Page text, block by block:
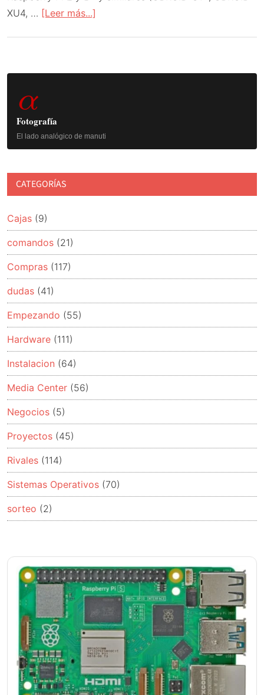
XU4, … [Leer más...]
Barra
lateral
principal
α
Fotografía
El lado analógico de manuti
CATEGORÍAS
Cajas (9)
comandos (21)
Compras (117)
dudas (41)
Empezando (55)
Hardware (111)
Instalacion (64)
Media Center (56)
Negocios (5)
Proyectos (45)
Rivales (114)
Sistemas Operativos (70)
sorteo (2)